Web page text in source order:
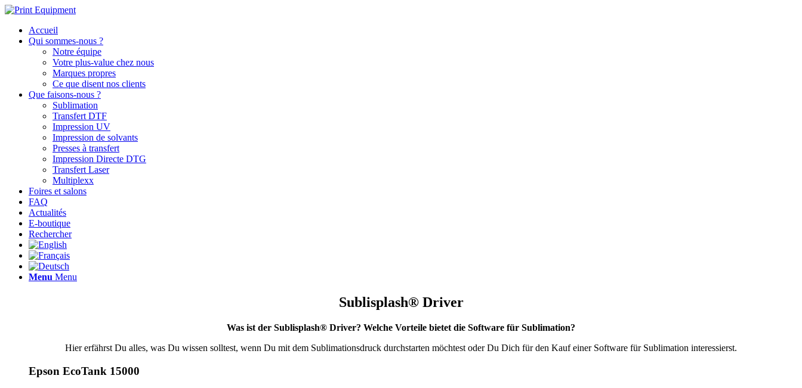
Accueil
Qui sommes-nous ?
Notre équipe
Votre plus-value chez nous
Marques propres
Ce que disent nos clients
Que faisons-nous ?
Sublimation
Transfert DTF
Impression UV
Impression de solvants
Presses à transfert
Impression Directe DTG
Transfert Laser
Multiplexx
Foires et salons
FAQ
Actualités
E-boutique
Rechercher
Menu Menu
Sublisplash® Driver
Was ist der Sublisplash® Driver? Welche Vorteile bietet die Software für Sublimation?
Hier erfährst Du alles, was Du wissen solltest, wenn Du mit dem Sublimationsdruck durchstarten möchtest oder Du Dich für den Kauf einer Software für Sublimation interessierst.
Epson EcoTank 15000